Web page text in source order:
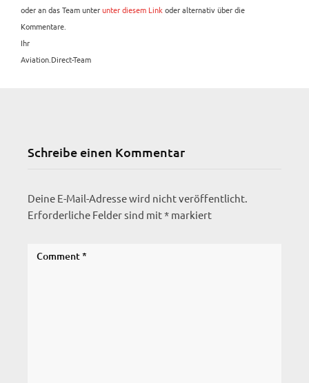
oder an das Team unterunter diesem Link oder alternativ über die
Kommentare.
Ihr
Aviation.Direct-Team
Schreibe einen Kommentar
Deine E-Mail-Adresse wird nicht veröffentlicht.
Erforderliche Felder sind mit* markiert